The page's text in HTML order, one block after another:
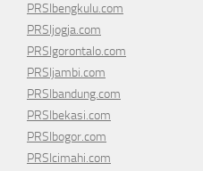
PRSIbengkulu.com
PRSIjogja.com
PRSIgorontalo.com
PRSIjambi.com
PRSIbandung.com
PRSIbekasi.com
PRSIbogor.com
PRSIcimahi.com